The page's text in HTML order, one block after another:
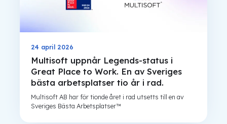
24 april 2026
Multisoft uppnår Legends-status i
Great Place to Work. En av Sveriges
bästa arbetsplatser tio år i rad.
Multisoft AB har för tionde året i rad utsetts till en av
Sveriges Bästa Arbetsplatser™